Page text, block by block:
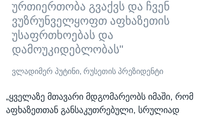
ურთიერთობა გვაქვს და ჩვენ
ვუზრუნველყოფთ აფხაზეთის
უსაფრთხოებას და
დამოუკიდებლობას"
ვლადიმერ პუტინი, რუსეთის პრეზიდენტი
„ყველაზე მთავარი მდგომარეობს იმაში, რომ
აფხაზეთთან განსაკუთრებული, სრულიად